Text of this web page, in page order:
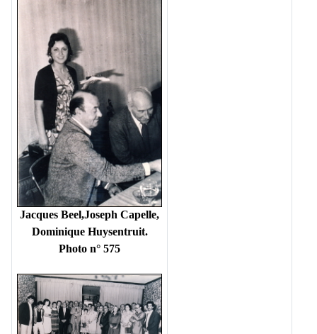
Jacques Beel,Joseph Capelle,
Dominique Huysentruit.
Photo n° 575